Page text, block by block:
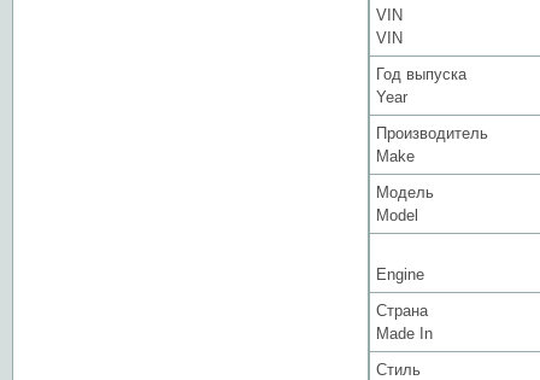
VIN
VIN
Год выпуска
Year
Производитель
Make
Модель
Model
Engine
Страна
Made In
Стиль